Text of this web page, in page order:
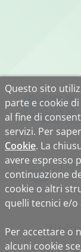
Biblio
Questo sito
parte e cookie
al fine di
servizi. Per
Cookie. La
avere espresso
continuazione
cookie o altri
quelli tecnici e/
Per accettare o
alcuni cookie